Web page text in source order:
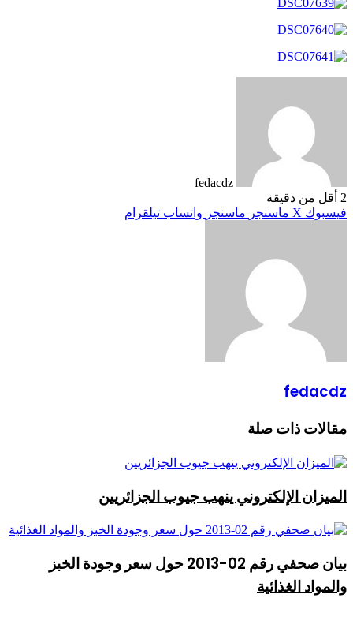
fedacdz
2 أقل من دقيقة
فيسبوك ‫X ماسنجر ماسنجر واتساب تيلقرام
fedacdz
مقالات ذات صلة
الميزان الإلكتروني ينهب جيوب الجزائريين
بيان صحفي رقم 02-2013 حول سعر وجودة الخبز
والمواد الغذائية